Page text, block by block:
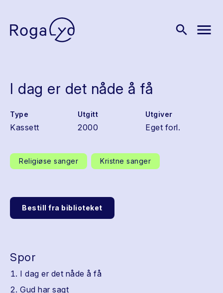
search menu
I dag er det nåde å få
Type
Kassett
Utgitt
2000
Utgiver
Eget forl.
Religiøse sanger Kristne sanger
Bestill fra biblioteket
Spor
I dag er det nåde å få
Gud har sagt